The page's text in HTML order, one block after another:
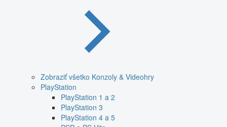
Zobraziť všetko Konzoly & Videohry
PlayStation
PlayStation 1 a 2
PlayStation 3
PlayStation 4 a 5